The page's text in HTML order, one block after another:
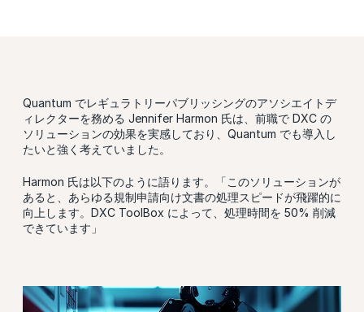
Quantum でレギュラトリーパブリッシングのアソシエイトデ
ィレクターを務める Jennifer Harmon 氏は、前職で DXC の
ソリューションの効果を実感しており、Quantum でも導入し
たいと強く考えていました。
Harmon 氏は以下のように語ります。「このソリューションが
あると、あらゆる規制申請向け文書の処理スピードが飛躍的に
向上します。DXC ToolBox によって、処理時間を 50% 削減
できています」